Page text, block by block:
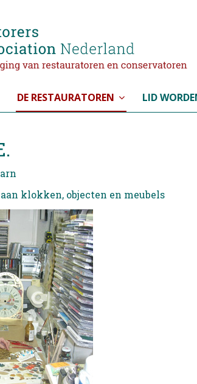
DE RESTAURATOREN LID
klokken, objecten en meubels